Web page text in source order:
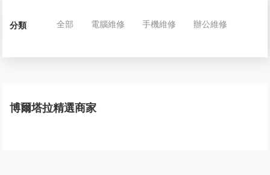
分類 全部 電腦維修 手機維修 辦公維修
博爾塔拉精選商家